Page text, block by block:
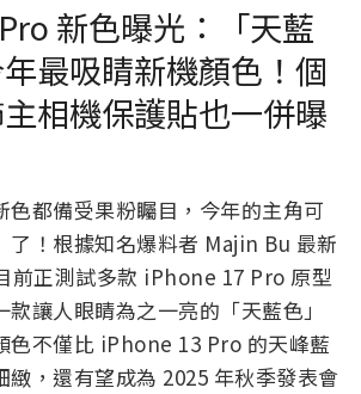
新色曝光：「天藍
最吸睛新機顏色！個
相機保護貼也一併曝
都備受果粉矚目，今年的主角可
了！根據知名爆料者 Majin Bu 最新
前正測試多款 iPhone 17 Pro 原型
讓人眼睛為之一亮的「天藍色」
色不僅比 iPhone 13 Pro 的天峰藍
緻，還有望成為 2025 年秋季發表會